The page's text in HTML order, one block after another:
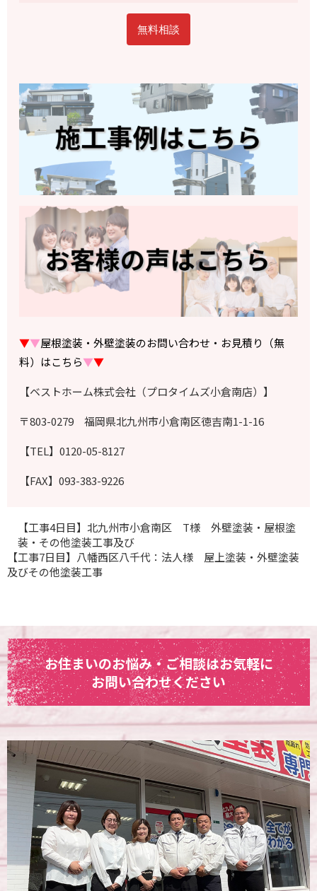
▼▼屋根塗装・外壁塗装のお問い合わせ・お見積り（無
料）はこちら▼▼
【ベストホーム株式会社（プロタイムズ小倉南店）】
〒803-0279 福岡県北九州市小倉南区徳吉南1-1-16
【TEL】0120-05-8127
【FAX】093-383-9226
【工事4日目】北九州市小倉南区 T様 外壁塗装・屋根塗
装・その他塗装工事及び
【工事7日目】八幡西区八千代：法人様 屋上塗装・外壁塗装
及びその他塗装工事
お住まいのお悩み・ご相談はお気軽に
お問い合わせください